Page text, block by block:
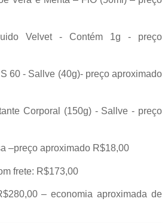
Velvet - Contém 1g - preço
60 - Sallve (40g)- preço aproximado
Corporal (150g) - Sallve - preço
–preço aproximado R$18,00
frete: R$173,00
– economia aproximada de